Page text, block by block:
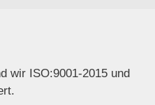
wir ISO:9001-2015 und